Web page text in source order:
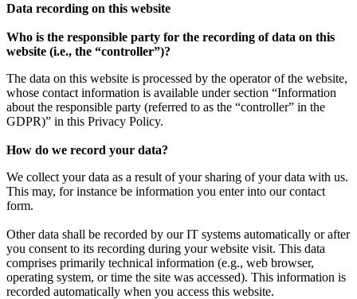
Data recording on this website
Who is the responsible party for the recording of data on this
website (i.e., the “controller”)?
The data on this website is processed by the operator of the website,
whose contact information is available under section “Information
about the responsible party (referred to as the “controller” in the
GDPR)” in this Privacy Policy.
How do we record your data?
We collect your data as a result of your sharing of your data with us.
This may, for instance be information you enter into our contact
form.
Other data shall be recorded by our IT systems automatically or after
you consent to its recording during your website visit. This data
comprises primarily technical information (e.g., web browser,
operating system, or time the site was accessed). This information is
recorded automatically when you access this website.